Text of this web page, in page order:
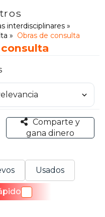
interdisciplinares
Obras de consulta
Comparte y
gana dinero
Usados